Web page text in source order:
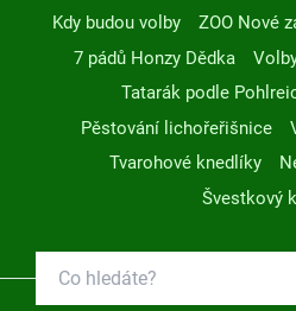
Kdy budou volby
ZOO Nové
7 pádů Honzy Dědka
Tatarák podle
Pěstování lichořeřišnice
Tvarohové knedlíky
Švestkový